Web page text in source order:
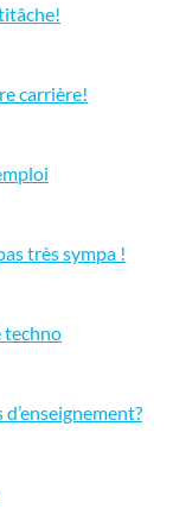
carrière!
très sympa !
techno